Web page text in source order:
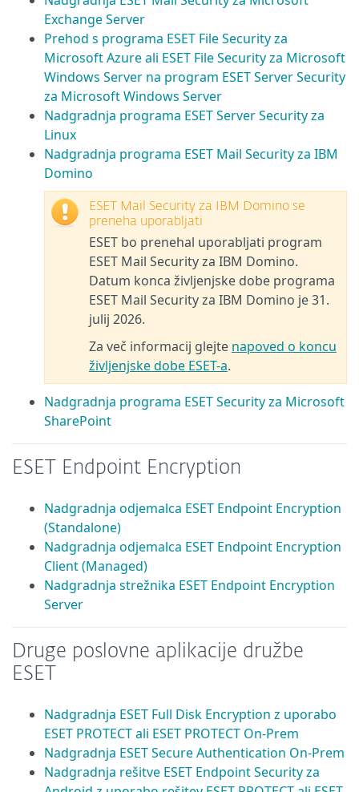
Exchange Server
Prehod s programa ESET File Security za
Microsoft Azure ali ESET File Security za Microsoft
Windows Server na program ESET Server Security
za Microsoft Windows Server
Nadgradnja programa ESET Server Security za
Linux
Nadgradnja programa ESET Mail Security za IBM
Domino
ESET Mail Security za IBM Domino se
preneha uporabljati
ESET bo prenehal uporabljati program
ESET Mail Security za IBM Domino.
Datum konca življenjske dobe programa
ESET Mail Security za IBM Domino je 31.
julij 2026.
Za več informacij glejte napoved o koncu
življenjske dobe ESET-a.
Nadgradnja programa ESET Security za Microsoft
SharePoint
ESET Endpoint Encryption
Nadgradnja odjemalca ESET Endpoint Encryption
(Standalone)
Nadgradnja odjemalca ESET Endpoint Encryption
Client (Managed)
Nadgradnja strežnika ESET Endpoint Encryption
Server
Druge poslovne aplikacije družbe
ESET
Nadgradnja ESET Full Disk Encryption z uporabo
ESET PROTECT ali ESET PROTECT On-Prem
Nadgradnja ESET Secure Authentication On-Prem
Nadgradnja rešitve ESET Endpoint Security za